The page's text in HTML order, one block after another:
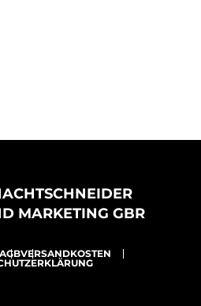
MARKETING GBR
VERSANDKOSTEN